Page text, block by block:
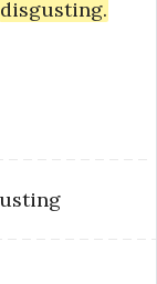
disgusting.